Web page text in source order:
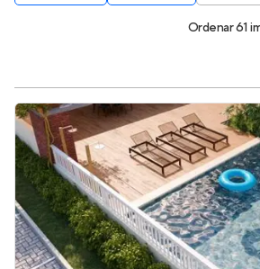
Ordenar61